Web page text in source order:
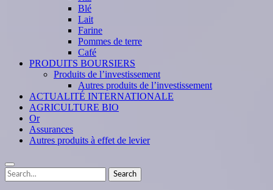
Blé
Lait
Farine
Pommes de terre
Café
PRODUITS BOURSIERS
Produits de l’investissement
Autres produits de l’investissement
ACTUALITÉ INTERNATIONALE
AGRICULTURE BIO
Or
Assurances
Autres produits à effet de levier
Search
for:
Search